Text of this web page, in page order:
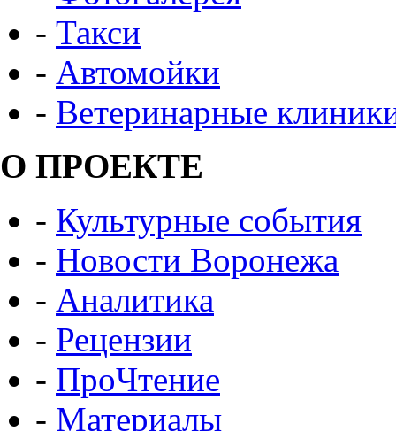
- Такси
- Автомойки
- Ветеринарные
О ПРОЕКТЕ
- Культурные события
- Новости Воронежа
- Аналитика
- Рецензии
- ПроЧтение
- Материалы